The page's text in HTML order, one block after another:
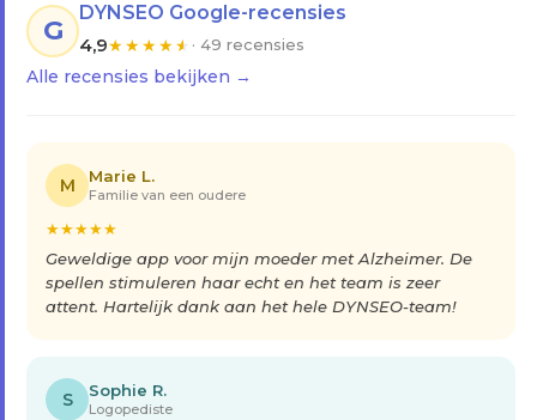
G
DYNSEO Google-recensies
4,9★★★★★ · 49 recensies
Alle recensies bekijken →
M Marie L.
Familie van een oudere
★★★★★
Geweldige app voor mijn moeder met Alzheimer. De
spellen stimuleren haar echt en het team is zeer
attent. Hartelijk dank aan het hele DYNSEO-team!
S Sophie R.
Logopediste